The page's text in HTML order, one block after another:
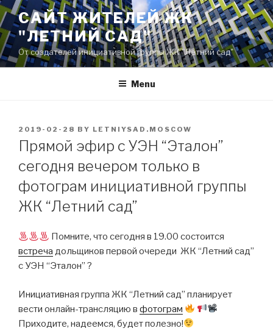
Skip
to
content
САЙТ ЖИТЕЛЕЙ ЖК
"ЛЕТНИЙ САД"
От создателей инициативной группы ЖК "Летний сад"
Menu
POSTED
ON
2019-02-28 BY LETNIYSAD.MOSCOW
Прямой эфир с УЭН “Эталон”
сегодня вечером только в
фотограм инициативной группы
ЖК “Летний сад”
Помните, что сегодня в 19.00 состоится
встреча дольщиков первой очереди ЖК “Летний сад”
с УЭН “Эталон” ?
Инициативная группа ЖК “Летний сад” планирует
вести онлайн-трансляцию в фотограм
Приходите, надеемся, будет полезно!